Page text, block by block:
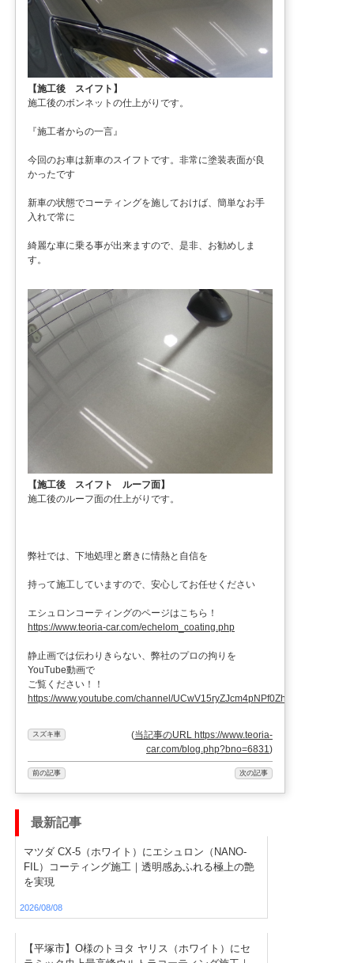
【施工後 スイフト】
施工後のボンネットの仕上がりです。
『施工者からの一言』
今回のお車は新車のスイフトです。非常に塗装表面が良
かったです
新車の状態でコーティングを施しておけば、簡単なお手
入れで常に
綺麗な車に乗る事が出来ますので、是非、お勧めしま
す。
【施工後 スイフト ルーフ面】
施工後のルーフ面の仕上がりです。
弊社では、下地処理と磨きに情熱と自信を
持って施工していますので、安心してお任せください
エシュロンコーティングのページはこちら！
https://www.teoria-car.com/echelom_coating.php
静止画では伝わりきらない、弊社のプロの拘りを
YouTube動画で
ご覧ください！！
https://www.youtube.com/channel/UCwV15ryZJcm4pNPf0ZhXu9g
スズキ車 (当記事のURL https://www.teoria-
car.com/blog.php?bno=6831 )
前の記事 次の記事
最新記事
マツダ CX-5（ホワイト）にエシュロン（NANO-
FIL）コーティング施工｜透明感あふれる極上の艶
を実現
2026/08/08
【平塚市】O様のトヨタ ヤリス（ホワイト）にセ